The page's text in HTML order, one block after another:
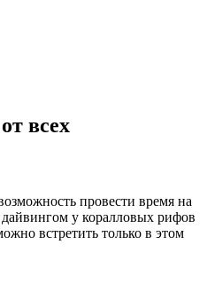
всех
провести время на
у коралловых рифов
встретить только в этом